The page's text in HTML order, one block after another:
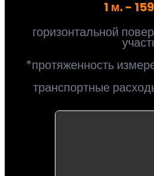
1 м. -
горизонтальной
*протяженность
транспортные